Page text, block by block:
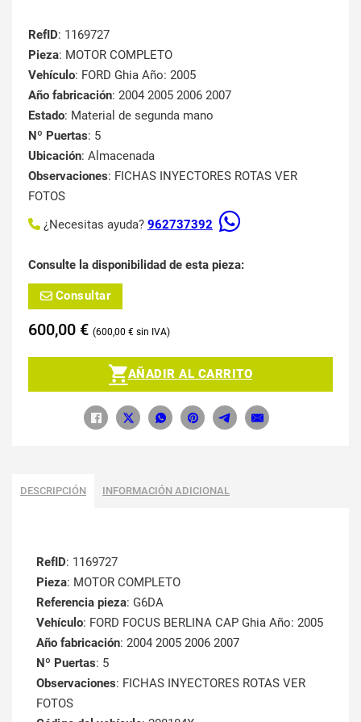
RefID: 1169727
Pieza: MOTOR COMPLETO
Vehículo: FORD Ghia Año: 2005
Año fabricación: 2004 2005 2006 2007
Estado: Material de segunda mano
Nº Puertas: 5
Ubicación: Almacenada
Observaciones: FICHAS INYECTORES ROTAS VER
FOTOS
¿Necesitas ayuda? 962737392
Consulte la disponibilidad de esta pieza:
Consultar
600,00 € 600,00 €
AÑADIR AL CARRITO
DESCRIPCIÓN INFORMACIÓN ADICIONAL
RefID: 1169727
Pieza: MOTOR COMPLETO
Referencia pieza: G6DA
Vehículo: FORD FOCUS BERLINA CAP Ghia Año: 2005
Año fabricación: 2004 2005 2006 2007
Nº Puertas: 5
Observaciones: FICHAS INYECTORES ROTAS VER
FOTOS